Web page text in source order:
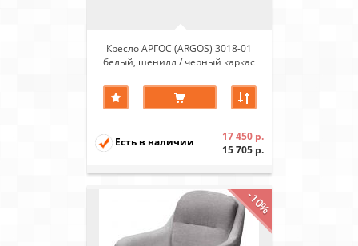
Кресло АРГОС (ARGOS) 3018-01
белый, шенилл / черный каркас
Есть в наличии
17 450 р.
15 705 р.
-10%